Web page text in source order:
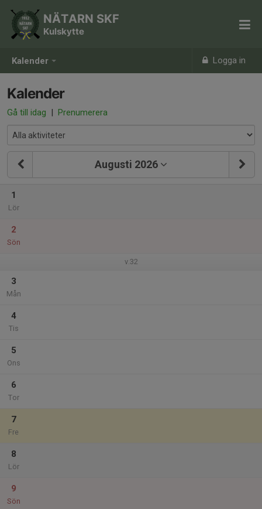
Kalender Logga in
NÄTARN SKF
Kulskytte
Kalender
Gå till idag | Prenumerera
Augusti 2026
1
Lör
2
Sön
v.32
3
Mån
4
Tis
5
Ons
6
Tor
7
Fre
8
Lör
9
Sön